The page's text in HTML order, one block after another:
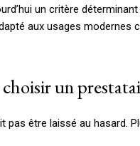
un critère
aux usages modernes
un
pas être laissé au hasard.